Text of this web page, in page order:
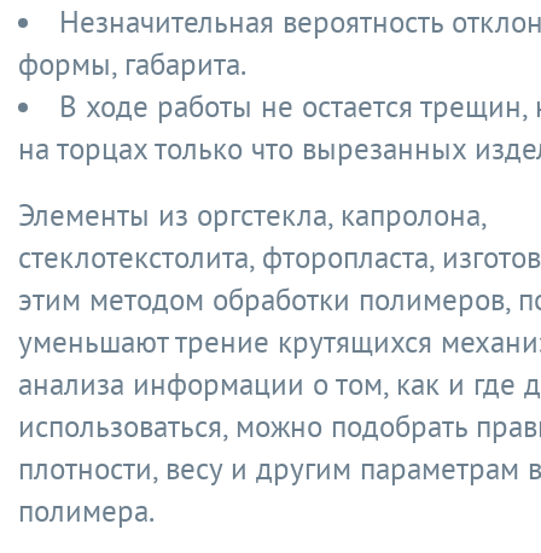
Незначительная вероятность
формы, габарита.
В ходе работы не остается трещин,
на торцах только что вырезанных
Элементы из оргстекла, капролона,
стеклотекстолита, фторопласта,
этим методом обработки полимеров,
уменьшают трение крутящихся
анализа информации о том, как и где
использоваться, можно подобрать
плотности, весу и другим параметрам
полимера.